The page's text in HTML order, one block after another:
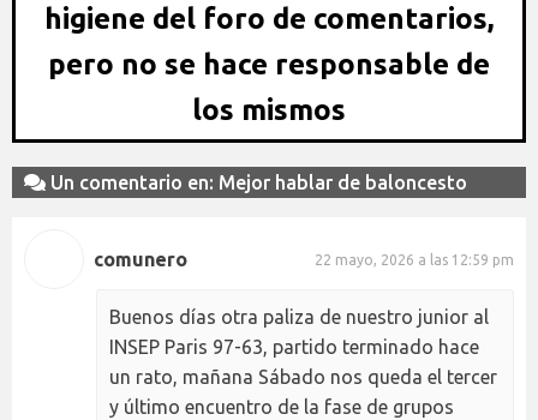
higiene del foro de comentarios,
pero no se hace responsable de
los mismos
Un comentario en: Mejor hablar de baloncesto
comunero 22 mayo, 2026 a las 12:59 pm
Buenos días otra paliza de nuestro junior al
INSEP Paris 97-63, partido terminado hace
un rato, mañana Sábado nos queda el tercer
y último encuentro de la fase de grupos